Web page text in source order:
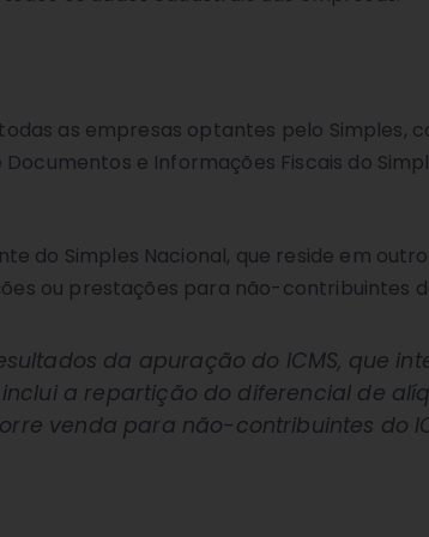
as empresas optantes pelo Simples,
e Informações Fiscais do
do Simples Nacional, que reside em
ou prestações para não-contribuintes
da apuração do ICMS, que
a repartição do diferencial de
venda para não-contribuintes do